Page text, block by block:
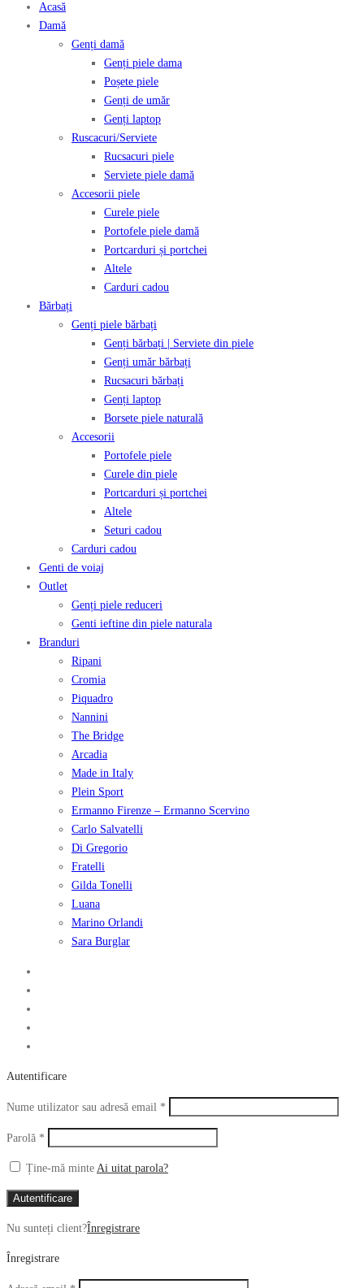
Acasă
Damă
Genți damă
Genți piele dama
Poșete piele
Genți de umăr
Genți laptop
Ruscacuri/Serviete
Rucsacuri piele
Serviete piele damă
Accesorii piele
Curele piele
Portofele piele damă
Portcarduri și portchei
Altele
Carduri cadou
Bărbați
Genți piele bărbați
Genți bărbați | Serviete din piele
Genți umăr bărbați
Rucsacuri bărbați
Genți laptop
Borsete piele naturală
Accesorii
Portofele piele
Curele din piele
Portcarduri și portchei
Altele
Seturi cadou
Carduri cadou
Genti de voiaj
Outlet
Genți piele reduceri
Genti ieftine din piele naturala
Branduri
Ripani
Cromia
Piquadro
Nannini
The Bridge
Arcadia
Made in Italy
Plein Sport
Ermanno Firenze – Ermanno Scervino
Carlo Salvatelli
Di Gregorio
Fratelli
Gilda Tonelli
Luana
Marino Orlandi
Sara Burglar
Autentificare
Nume utilizator sau adresă email *
Parolă *
Ține-mă minte Ai uitat parola?
Autentificare
Nu sunteți client?Înregistrare
Înregistrare